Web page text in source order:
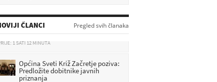
ČLANCI Pregled svih članaka
Medved najavio veće mirovine za
više od 200.000 branitelja: Ovo su
detalji
Predložite dobitnike javnih
priznanja